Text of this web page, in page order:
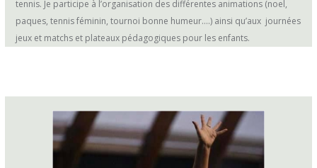
tennis. Je participe à l’organisation des différentes animations (noel,
paques, tennis féminin, tournoi bonne humeur….) ainsi qu’aux journées
jeux et matchs et plateaux pédagogiques pour les enfants.